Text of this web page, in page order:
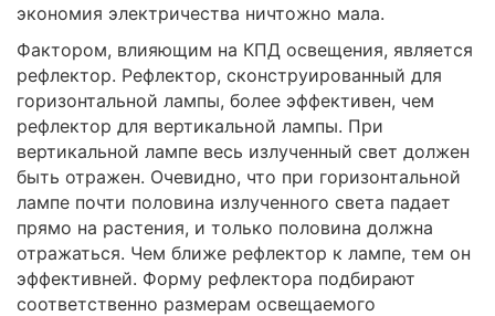
экономия электричества ничтожно мала.
Фактором, влияющим на КПД освещения, является
рефлектор. Рефлектор, сконструированный для
горизонтальной лампы, более эффективен, чем
рефлектор для вертикальной лампы. При
вертикальной лампе весь излученный свет должен
быть отражен. Очевидно, что при горизонтальной
лампе почти половина излученного света падает
прямо на растения, и только половина должна
отражаться. Чем ближе рефлектор к лампе, тем он
эффективней. Форму рефлектора подбирают
соответственно размерам освещаемого